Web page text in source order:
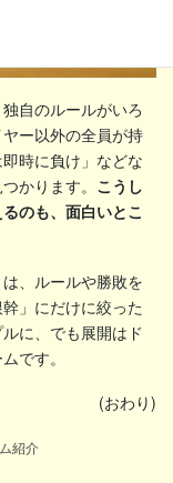
自のルールがいろ
ー以外の全員が持
時に負け」などな
かります。 こうし
のも、面白いとこ
、ルールや勝敗を
」にだけに絞った
に、でも展開はド
です。
(おわり)
紹介